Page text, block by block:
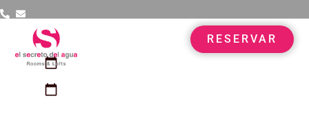
RESERVAR
RESERVAR
calendar_today
calendar_today